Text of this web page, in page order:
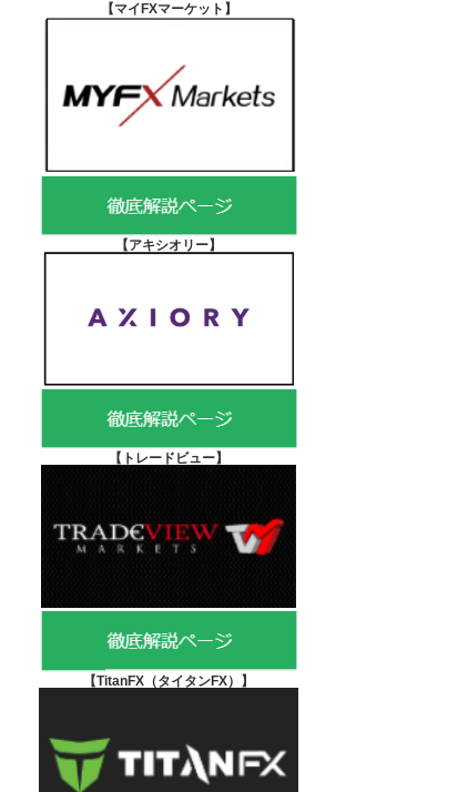
【マイFXマーケット 】
【アキシオリー】
【 トレードビュー】
【TitanFX（タイタンFX） 】